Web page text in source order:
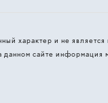
характер и не
сайте информация